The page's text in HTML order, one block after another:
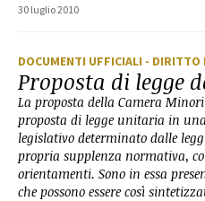
30 luglio 2010
DOCUMENTI UFFICIALI - DIRITTO
Proposta di legge
La proposta della Camera
proposta di legge unitaria in
legislativo determinato dalle
propria supplenza normativa,
orientamenti. Sono in essa
che possono essere così